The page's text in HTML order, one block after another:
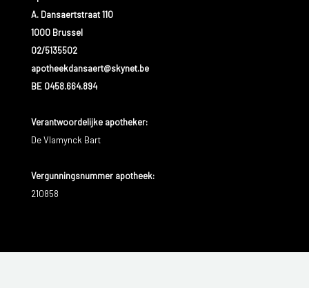
A. Dansaertstraat 110
1000 Brussel
02/5135502
apotheekdansaert@skynet.be
BE 0458.664.894
Verantwoordelijke apotheker:
De Vlamynck Bart
Vergunningsnummer apotheek:
210858